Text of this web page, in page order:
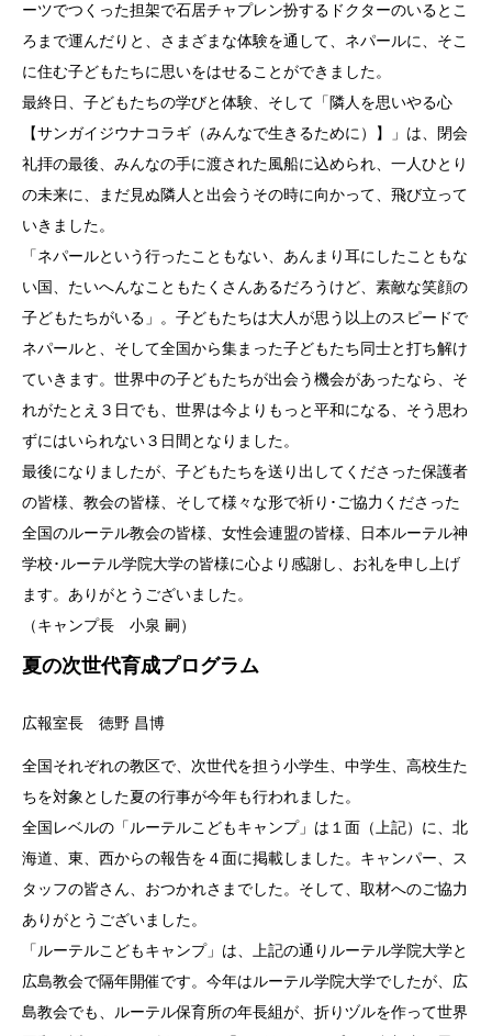
ーツでつくった担架で石居チャプレン扮するドクターのいるとこ
ろまで運んだりと、さまざまな体験を通して、ネパールに、そこ
に住む子どもたちに思いをはせることができました。
最終日、子どもたちの学びと体験、そして「隣人を思いやる心
【サンガイジウナコラギ（みんなで生きるために）】」は、閉会
礼拝の最後、みんなの手に渡された風船に込められ、一人ひとり
の未来に、まだ見ぬ隣人と出会うその時に向かって、飛び立って
いきました。
「ネパールという行ったこともない、あんまり耳にしたこともな
い国、たいへんなこともたくさんあるだろうけど、素敵な笑顔の
子どもたちがいる」。子どもたちは大人が思う以上のスピードで
ネパールと、そして全国から集まった子どもたち同士と打ち解け
ていきます。世界中の子どもたちが出会う機会があったなら、そ
れがたとえ３日でも、世界は今よりもっと平和になる、そう思わ
ずにはいられない３日間となりました。
最後になりましたが、子どもたちを送り出してくださった保護者
の皆様、教会の皆様、そして様々な形で祈り･ご協力くださった
全国のルーテル教会の皆様、女性会連盟の皆様、日本ルーテル神
学校･ルーテル学院大学の皆様に心より感謝し、お礼を申し上げ
ます。ありがとうございました。
（キャンプ長 小泉 嗣）
夏の次世代育成プログラム
広報室長 徳野 昌博
全国それぞれの教区で、次世代を担う小学生、中学生、高校生た
ちを対象とした夏の行事が今年も行われました。
全国レベルの「ルーテルこどもキャンプ」は１面（上記）に、北
海道、東、西からの報告を４面に掲載しました。キャンパー、ス
タッフの皆さん、おつかれさまでした。そして、取材へのご協力
ありがとうございました。
「ルーテルこどもキャンプ」は、上記の通りルーテル学院大学と
広島教会で隔年開催です。今年はルーテル学院大学でしたが、広
島教会でも、ルーテル保育所の年長組が、折りヅルを作って世界